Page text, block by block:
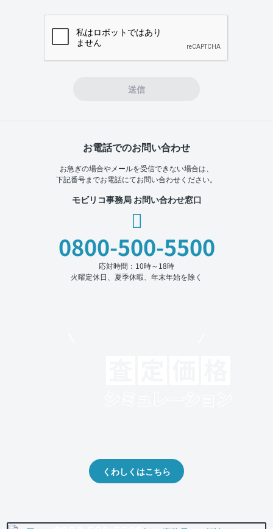
送信
お電話でのお問い合わせ
お急ぎの場合やメールを受信できない場合は、
下記番号までお電話にてお問い合わせください。
モビリコ事務局 お問い合わせ窓口
0800-500-5500
応対時間：10時～18時
火曜定休日、夏季休暇、年末年始を除く
くわしくはこちら